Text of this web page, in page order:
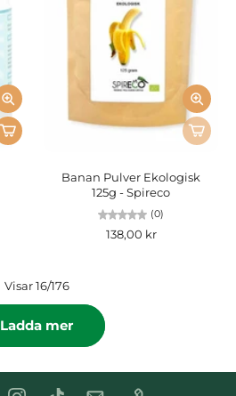
Banan Pulver Ekologisk
125g - Spireco
(0)
138,00 kr
Visar 16/176
Ladda mer